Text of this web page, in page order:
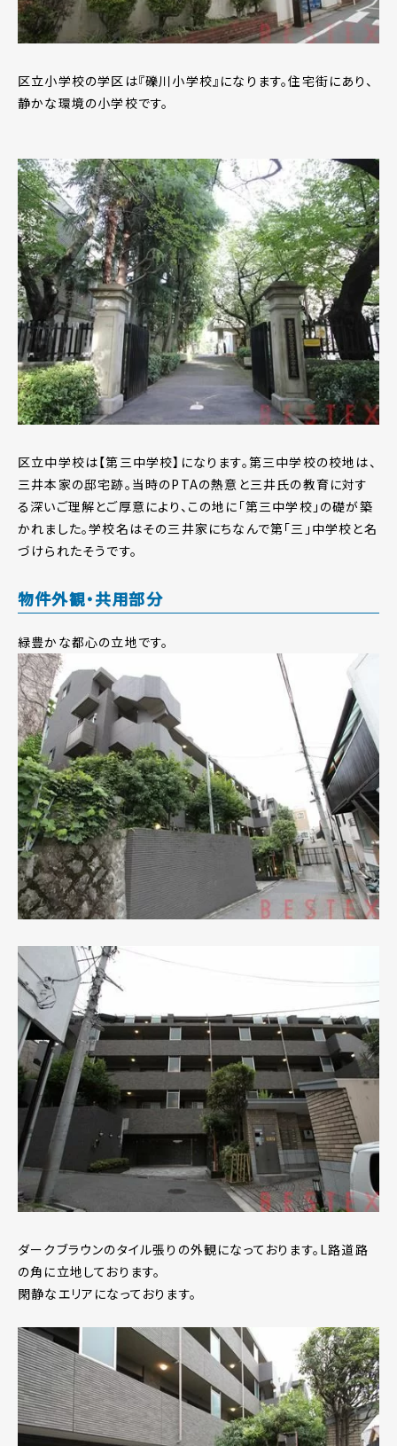
区立小学校の学区は『礫川小学校』になります。住宅街にあり、
静かな環境の小学校です。
区立中学校は【第三中学校】になります。第三中学校の校地は、
三井本家の邸宅跡。当時のPTAの熱意と三井氏の教育に対す
る深いご理解とご厚意により、この地に「第三中学校」の礎が築
かれました。学校名はその三井家にちなんで第「三」中学校と名
づけられたそうです。
物件外観・共用部分
緑豊かな都心の立地です。
ダークブラウンのタイル張りの外観になっております。L路道路
の角に立地しております。
閑静なエリアになっております。